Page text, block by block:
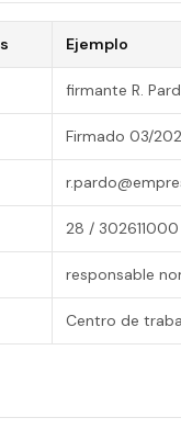
Ejemplo
firmante R.
Firmado 03/
28 /
responsable
Centro de